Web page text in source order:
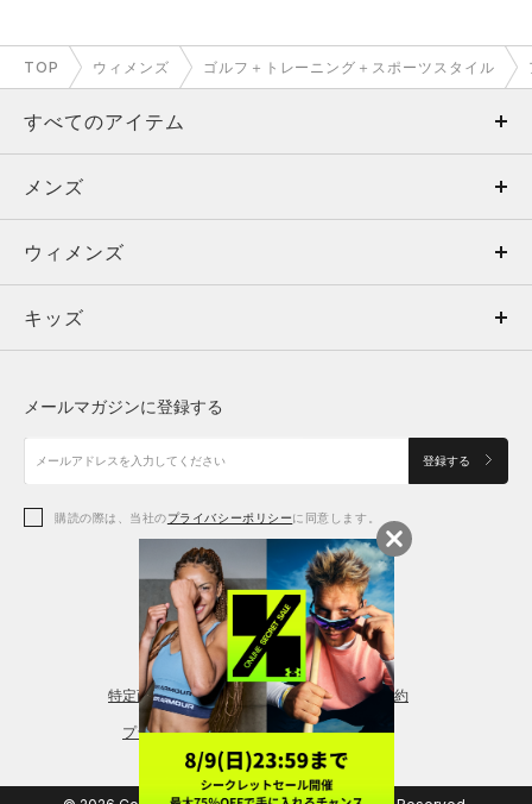
TOP ウィメンズ ゴルフ＋トレーニング＋スポーツスタイル
すべてのアイテム
メンズ
ウィメンズ
キッズ
アクセサリー
メンズ
トップス
ボトムス
アクセサリー
ウィメンズ
トップス
シューズ
アクセサリー
レギンス＆タイツ
キッズ
シューズ
メールマガジンに登録する
登録する
購読の際は、当社のプライバシーポリシーに同意します。
特定商取引法に基づく通販の表記 会員規約
プライバシーポリシー